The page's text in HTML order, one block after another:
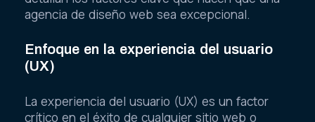
agencia de diseño web sea excepcional.
Enfoque en la experiencia del usuario
(UX)
La experiencia del usuario (UX) es un factor
crítico en el éxito de cualquier sitio web o